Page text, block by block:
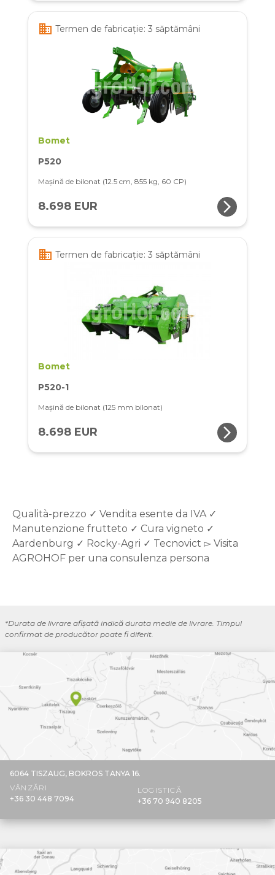
business Termen de fabricație: 3 săptămâni
Bomet
P520
Mașină de bilonat (12.5 cm, 855 kg, 60 CP)
8.698 EUR arrow_forward_ios
business Termen de fabricație: 3 săptămâni
Bomet
P520-1
Mașină de bilonat (125 mm bilonat)
8.698 EUR arrow_forward_ios
Qualità-prezzo ✓ Vendita esente da IVA ✓
Manutenzione frutteto ✓ Cura vigneto ✓
Aardenburg ✓ Rocky-Agri ✓ Tecnovict ▻ Visita
AGROHOF per una consulenza persona
*Durata de livrare afișată indică durata medie de livrare. Timpul
confirmat de producător poate fi diferit.
6064 TISZAUG, BOKROS TANYA 16.
VÂNZĂRI
+36 30 448 7094
LOGISTICĂ
+36 70 940 8205